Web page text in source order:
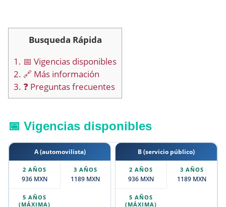
Busqueda Rápida
1. 📅 Vigencias disponibles
2. 🔗 Más información
3. ❓ Preguntas frecuentes
📅 Vigencias disponibles
A (automovilista)
936 MXN 1189 MXN
B (servicio público)
936 MXN 1189 MXN